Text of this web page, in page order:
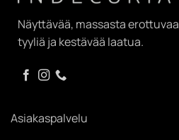
Näyttävää, massasta erottuvaa
tyyliä ja kestävää laatua.
Asiakaspalvelu